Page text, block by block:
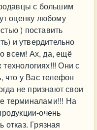
с большим
оценку любому
) поставить
и утвердительно
всем! Ах, да, ещё
Они с
что у Вас телефон
не признают свои
терминалами!!! На
очень
отказ. Грязная